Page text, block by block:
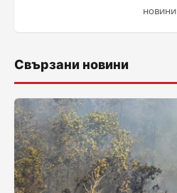
новини
Свързани новини